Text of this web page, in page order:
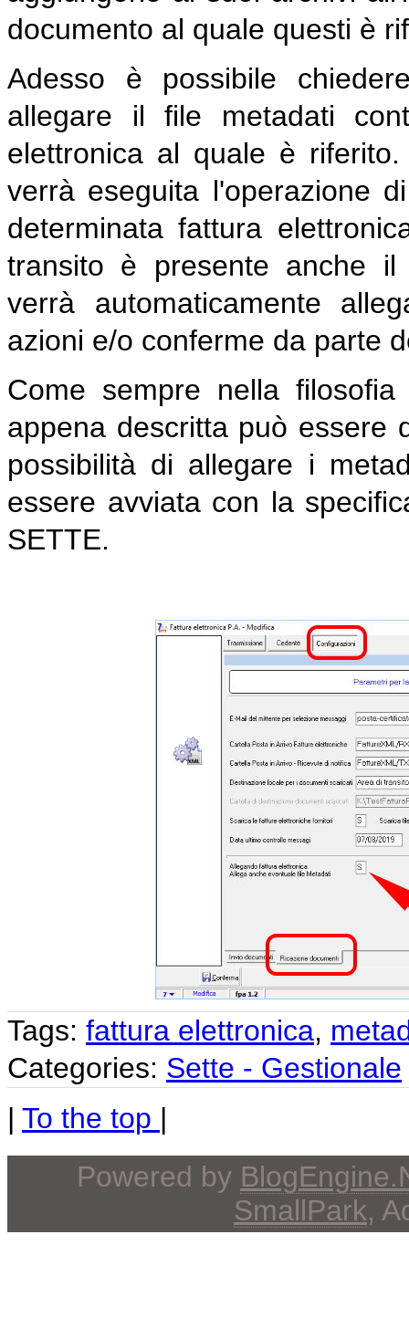
documento al quale questi è
Adesso è possibile
allegare il file metadati
elettronica al quale è
verrà eseguita l'operazione
determinata fattura
transito è presente anche il
verrà automaticamente
azioni e/o conferme da parte
Come sempre nella
appena descritta può essere
possibilità di allegare i
essere avviata con la
SETTE.
Tags: fattura elettronica,
Categories: Sette - Gestionale
| To the top |
Powered by
SmallPark,